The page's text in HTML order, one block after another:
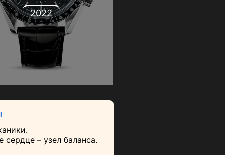
2022
– узел баланса.